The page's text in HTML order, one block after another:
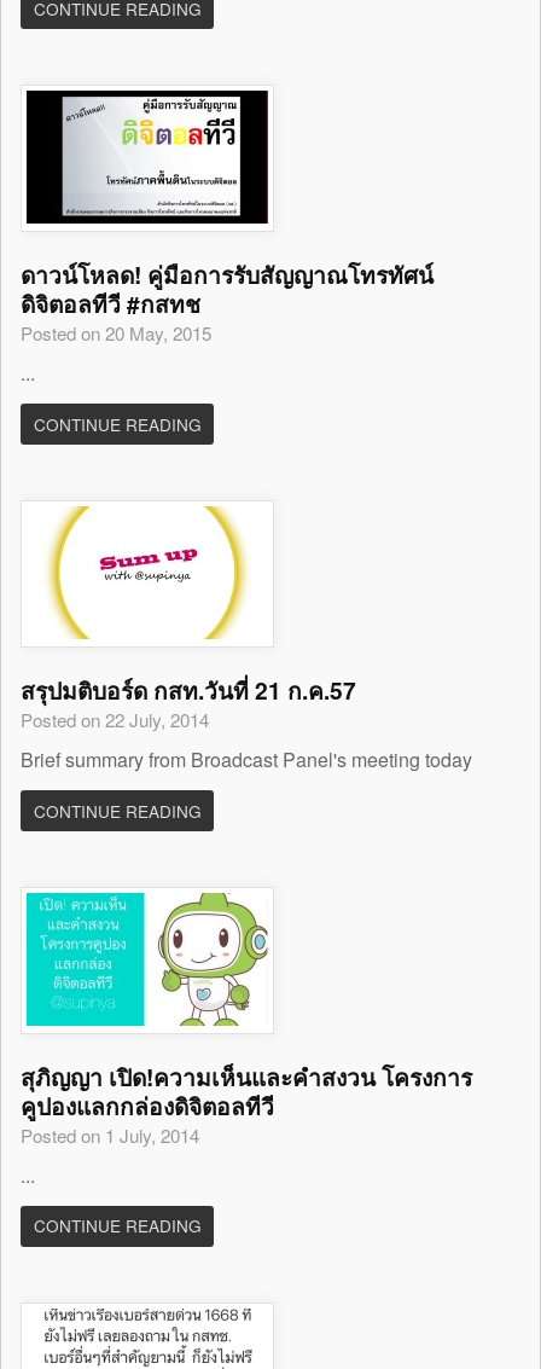
CONTINUE READING
ดาวน์โหลด! คู่มือการรับสัญญาณโทรทัศน์
ดิจิตอลทีวี #กสทช
Posted on 20 May, 2015
...
CONTINUE READING
สรุปมติบอร์ด กสท.วันที่ 21 ก.ค.57
Posted on 22 July, 2014
Brief summary from Broadcast Panel's meeting today
CONTINUE READING
สุภิญญา เปิด!ความเห็นและคำสงวน โครงการ
คูปองแลกกล่องดิจิตอลทีวี
Posted on 1 July, 2014
...
CONTINUE READING